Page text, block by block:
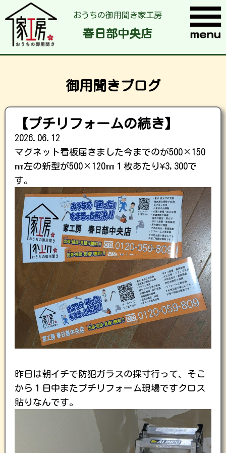
おうちの御用聞き家工房
春日部中央店
御用聞きブログ
【プチリフォームの続き】
2026.06.12
マグネット看板届きました今までのが500×150
㎜左の新型が500×120㎜１枚あたり¥3,300で
す。
昨日は朝イチで防犯ガラスの採寸行って、そこ
から１日中またプチリフォーム現場ですクロス
貼りなんです。